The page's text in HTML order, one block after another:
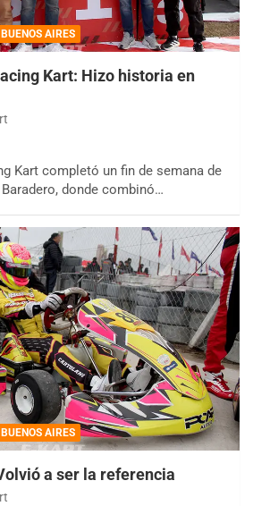
AIRES
Kart: Hizo historia en
Kart completó un fin de semana de
donde combinó…
AIRES
a ser la referencia